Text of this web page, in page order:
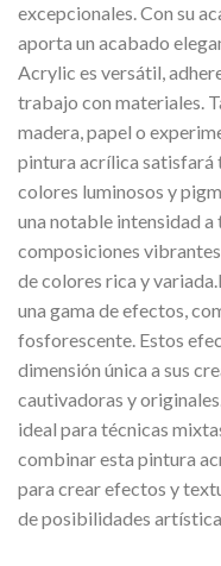
excepcionales. Con su
aporta un acabado
Acrylic es versátil,
trabajo con materiales.
madera, papel o
pintura acrílica satisfará
colores luminosos y
una notable intensidad
composiciones
de colores rica y
una gama de efectos,
fosforescente. Estos
dimensión única a sus
cautivadoras y
ideal para técnicas
combinar esta pintura
para crear efectos y
de posibilidades